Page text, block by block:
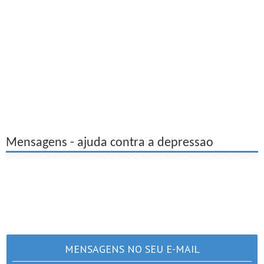
Mensagens - ajuda contra a depressao
MENSAGENS NO SEU E-MAIL